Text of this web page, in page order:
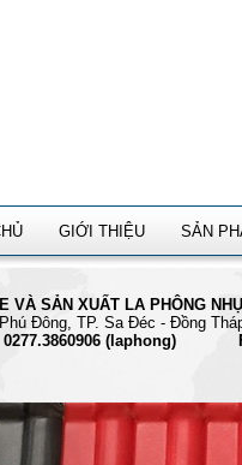
GIỚI THIỆU SẢN
VÀ SẢN XUẤT LA PHÔNG
Tân Phú Đông, TP. Sa
(laphong)